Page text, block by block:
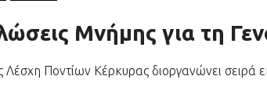
Μνήμης για τη
Λέσχη Ποντίων Κέρκυρας διοργανώνει